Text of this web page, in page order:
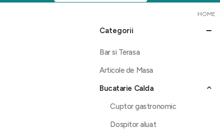
HOME
Categorii
Bar si Terasa
Articole de Masa
Bucatarie Calda
Cuptor gastronomic
Dospitor aluat